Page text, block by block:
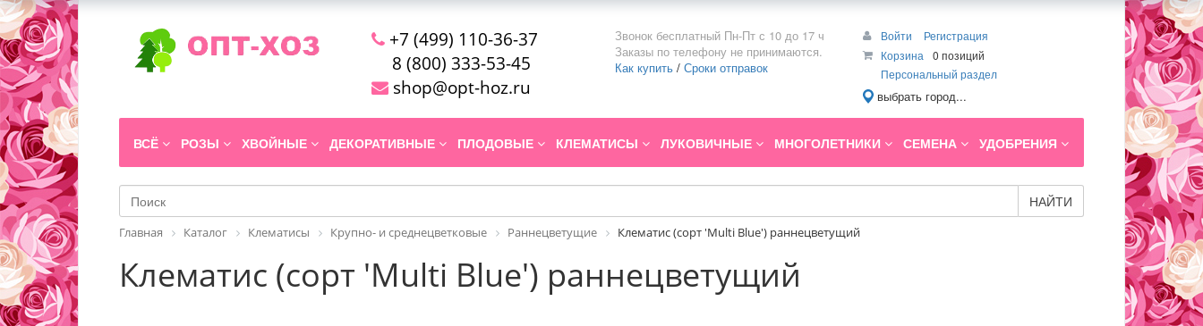
+7 (499) 110-36-37
8 (800) 333-53-45
shop@opt-hoz.ru
Звонок бесплатный Пн-Пт с 10 до 17 ч
Заказы по телефону не принимаются.
Как купить / Сроки отправок
Войти
Регистрация
Корзина
0 позиций
Персональный раздел
выбрать город...
ВСЁ РОЗЫ ХВОЙНЫЕ ДЕКОРАТИВНЫЕ ПЛОДОВЫЕ КЛЕМАТИСЫ ЛУКОВИЧНЫЕ МНОГОЛЕТНИКИ СЕМЕНА УДОБРЕНИЯ
НАЙТИ
Главная Каталог Клематисы Крупно- и среднецветковые Раннецветущие Клематис (сорт 'Multi Blue') раннецветущий
Клематис (сорт 'Multi Blue') раннецветущий